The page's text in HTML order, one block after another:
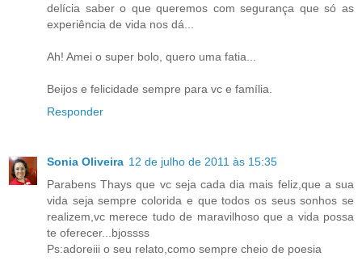
delícia saber o que queremos com segurança que só as
experiência de vida nos dá...
Ah! Amei o super bolo, quero uma fatia...
Beijos e felicidade sempre para vc e família.
Responder
Sonia Oliveira 12 de julho de 2011 às 15:35
Parabens Thays que vc seja cada dia mais feliz,que a sua
vida seja sempre colorida e que todos os seus sonhos se
realizem,vc merece tudo de maravilhoso que a vida possa
te oferecer...bjossss
Ps:adoreiii o seu relato,como sempre cheio de poesia